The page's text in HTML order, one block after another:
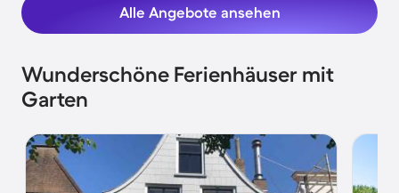
Alle Angebote ansehen
Wunderschöne Ferienhäuser mit
Garten